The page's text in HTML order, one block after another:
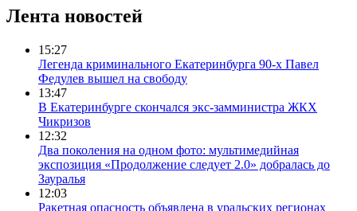
Лента новостей
15:27
Легенда криминального Екатеринбурга 90-х Павел
Федулев вышел на свободу
13:47
В Екатеринбурге скончался экс-замминистра ЖКХ
Чикризов
12:32
Два поколения на одном фото: мультимедийная
экспозиция «Продолжение следует 2.0» добралась до
Зауралья
12:03
Ракетная опасность объявлена в уральских регионах